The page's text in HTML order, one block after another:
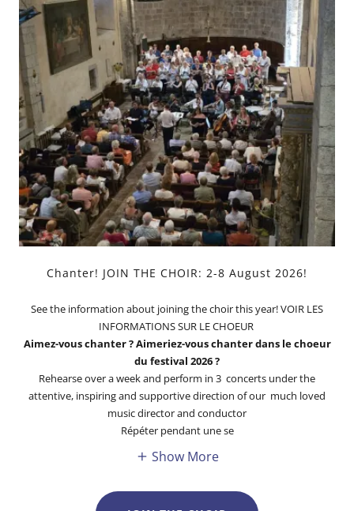
Chanter! JOIN THE CHOIR: 2-8 August 2026!
See the information about joining the choir this year! VOIR LES
INFORMATIONS SUR LE CHOEUR
Aimez-vous chanter ? Aimeriez-vous chanter dans le choeur
du festival 2026 ?
Rehearse over a week and perform in 3 concerts under the
attentive, inspiring and supportive direction of our much loved
music director and conductor
Répéter pendant une se
Show More